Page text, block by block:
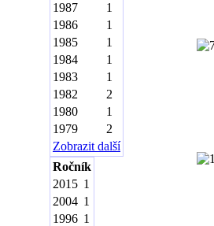
1987
1
1986
1
1985
1
1984
1
1983
1
1982
2
1980
1
1979
2
Zobrazit další
Ročník
2015 1
2004 1
1996 1